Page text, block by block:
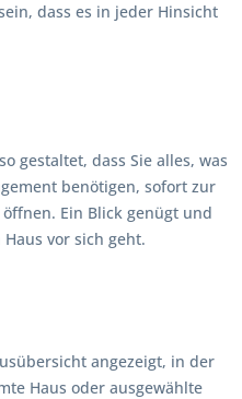
dass es in jeder Hinsicht
gestaltet, dass Sie alles, was
benötigen, sofort zur
Ein Blick genügt und
vor sich geht.
angezeigt, in der
Haus oder ausgewählte